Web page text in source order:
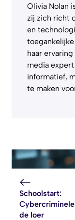
Olivia Nolan
zij zich richt
en
haar
media
informatief,
te maken
Schoolstart:
de loer